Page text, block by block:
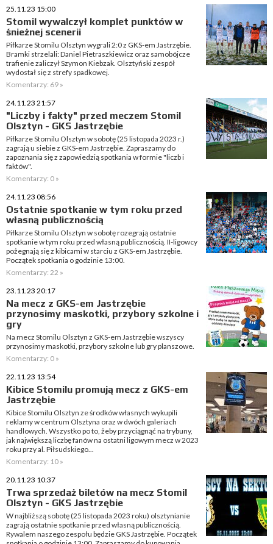
25.11.23 15:00
Stomil wywalczył komplet punktów w
śnieżnej scenerii
Piłkarze Stomilu Olsztyn wygrali 2:0 z GKS-em Jastrzębie.
Bramki strzelali: Daniel Pietraszkiewicz oraz samobójcze
trafienie zaliczył Szymon Kiebzak. Olsztyński zespół
wydostał się z strefy spadkowej.
Komentarzy: 69 »
24.11.23 21:57
"Liczby i fakty" przed meczem Stomil
Olsztyn - GKS Jastrzębie
Piłkarze Stomilu Olsztyn w sobotę (25 listopada 2023 r.)
zagrają u siebie z GKS-em Jastrzębie. Zapraszamy do
zapoznania się z zapowiedzią spotkania w formie "liczb i
faktów".
Komentarzy: 0 »
24.11.23 08:56
Ostatnie spotkanie w tym roku przed
własną publicznością
Piłkarze Stomilu Olsztyn w sobotę rozegrają ostatnie
spotkanie w tym roku przed własną publicznością. II-ligowcy
pożegnają się z kibicami w starciu z GKS-em Jastrzębie.
Początek spotkania o godzinie 13:00.
Komentarzy: 22 »
23.11.23 20:17
Na mecz z GKS-em Jastrzębie
przynosimy maskotki, przybory szkolne i
gry
Na mecz Stomilu Olsztyn z GKS-em Jastrzębie wszyscy
przynosimy maskotki, przybory szkolne lub gry planszowe.
Komentarzy: 0 »
22.11.23 13:54
Kibice Stomilu promują mecz z GKS-em
Jastrzębie
Kibice Stomilu Olsztyn ze środków własnych wykupili
reklamy w centrum Olsztyna oraz w dwóch galeriach
handlowych. Wszystko po to, żeby przyciągnąć na trybuny,
jak największą liczbę fanów na ostatni ligowym mecz w 2023
roku przy al. Piłsudskiego...
Komentarzy: 10 »
20.11.23 10:37
Trwa sprzedaż biletów na mecz Stomil
Olsztyn - GKS Jastrzębie
W najbliższą sobotę (25 listopada 2023 roku) olsztynianie
zagrają ostatnie spotkanie przed własną publicznością.
Rywalem naszego zespołu będzie GKS Jastrzębie. Początek